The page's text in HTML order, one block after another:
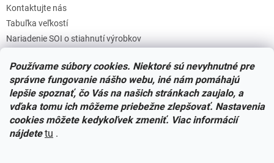
Používame súbory cookies. Niektoré sú nevyhnutné pre
správne fungovanie nášho webu, iné nám pomáhajú
lepšie spoznať, čo Vás na našich stránkach zaujalo, a
vďaka tomu ich môžeme priebežne zlepšovať. Nastavenia
cookies môžete kedykoľvek zmeniť. Viac informácií
nájdete tu .
Kontaktujte nás
Tabuľka veľkostí
Nariadenie SOI o stiahnutí výrobkov
Zásady súborov COOKIES
Facebook